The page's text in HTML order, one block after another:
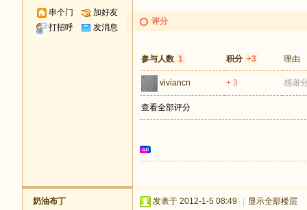
串个门
加好友
打招呼
发消息
评分
参与人数 1 积分 +3 理由
viviancn + 3 感谢
查看全部评分
奶油布丁 发表于 2012-1-5 08:49 显示全部楼层